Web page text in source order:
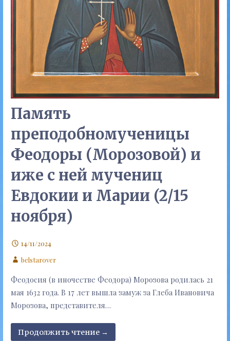
Память
преподобномученицы
Феодоры (Морозовой) и
иже с ней мучениц
Евдокии и Марии (2/15
ноября)
14/11/2024
belstarover
Феодосия (в иночестве Феодора) Морозова родилась 21
мая 1632 года. В 17 лет вышла замуж за Глеба Ивановича
Морозова, представителя…
Продолжить чтение →